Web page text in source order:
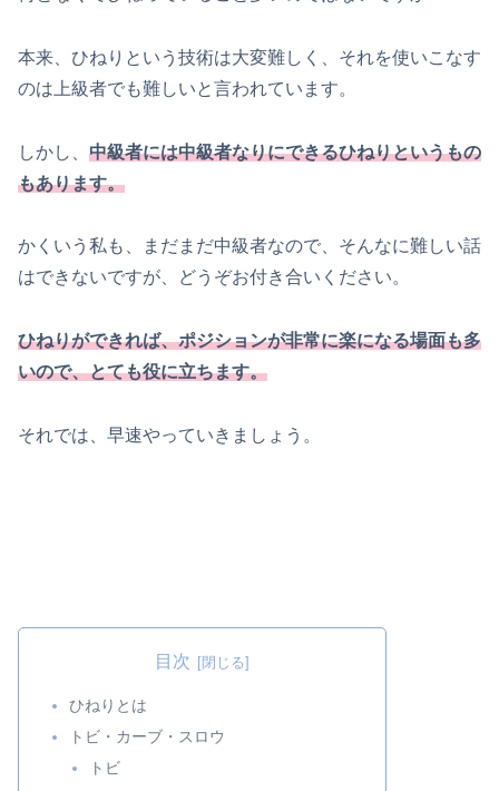
本来、ひねりという技術は大変難しく、それを使いこなす
のは上級者でも難しいと言われています。
しかし、 中級者には中級者なりにできるひねりというもの
もあります。
かくいう私も、まだまだ中級者なので、そんなに難しい話
はできないですが、どうぞお付き合いください。
ひねりができれば、ポジションが非常に楽になる場面も多
いので、とても役に立ちます。
それでは、早速やっていきましょう。
目次
ひねりとは
トビ・カーブ・スロウ
トビ